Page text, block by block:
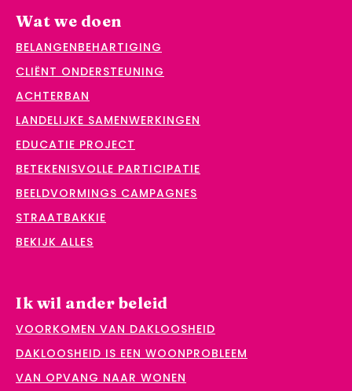
Wat we doen
BELANGENBEHARTIGING
CLIËNT ONDERSTEUNING
ACHTERBAN
LANDELIJKE SAMENWERKINGEN
EDUCATIE PROJECT
BETEKENISVOLLE PARTICIPATIE
BEELDVORMINGS CAMPAGNES
STRAATBAKKIE
BEKIJK ALLES
Ik wil ander beleid
VOORKOMEN VAN DAKLOOSHEID
DAKLOOSHEID IS EEN WOONPROBLEEM
VAN OPVANG NAAR WONEN